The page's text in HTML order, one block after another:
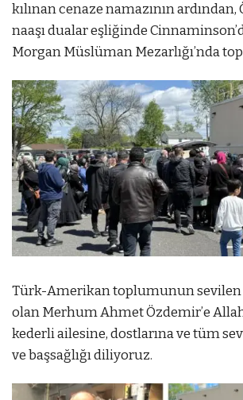
kılınan cenaze namazının ardından,
naaşı dualar eşliğinde
Morgan Müslüman Mezarlığı’nda
Türk-Amerikan toplumunun
olan Merhum Ahmet Özdemir’e
kederli ailesine, dostlarına ve tüm
ve başsağlığı diliyoruz.